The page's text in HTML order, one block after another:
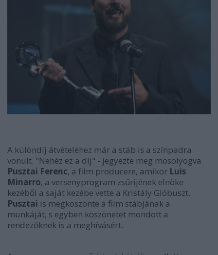
A különdíj átvételéhez már a stáb is a színpadra
vonult. "Nehéz ez a díj" - jegyezte meg mosolyogva
Pusztai Ferenc, a film producere, amikor Luis
Minarro, a versenyprogram zsűrijének elnöke
kezéből a saját kezébe vette a Kristály Glóbuszt.
Pusztai is megköszönte a film stábjának a
munkáját, s egyben köszönetet mondott a
rendezőknek is a meghívásért.